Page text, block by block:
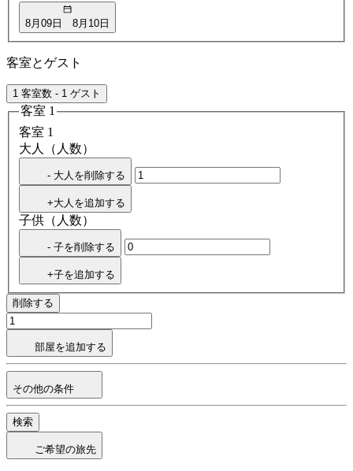
8月09日 8月10日
客室とゲスト
1 客室数 - 1 ゲスト
客室 1
客室 1
大人（人数）
- 大人を削除する
+大人を追加する
子供（人数）
- 子を削除する
+子を追加する
削除する
部屋を追加する
その他の条件
検索
ご希望の旅先